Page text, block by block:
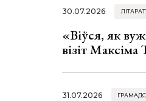
30.07.2026
«Віўся, як
візіт Максіма
31.07.2026